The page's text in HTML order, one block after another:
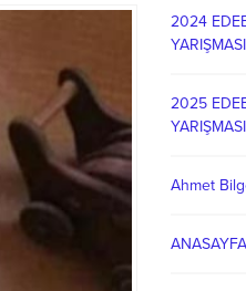
2024
YARIŞMASI
2025
YARIŞMASI
Ahmet
ANASAYFA